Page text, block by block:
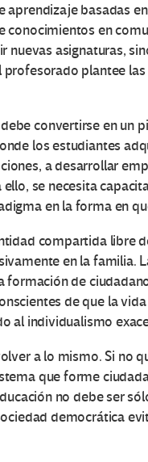
aprendizaje basadas
conocimientos en
nuevas asignaturas,
profesorado plantee
convertirse en un
los estudiantes
a desarrollar
se necesita
en la forma en
compartida libre
en la familia.
formación de
de que la
al individualismo
a lo mismo. Si no
que forme
no debe ser
democrática